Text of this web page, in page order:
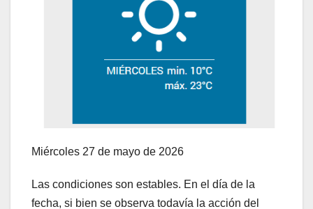
Miércoles 27 de mayo de 2026
Las condiciones son estables. En el día de la
fecha, si bien se observa todavía la acción del